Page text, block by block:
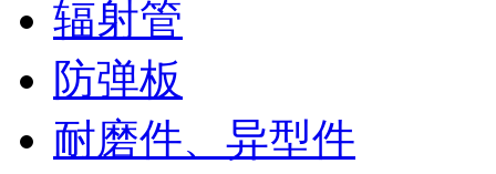
辐射管
防弹板
耐磨件、异型件